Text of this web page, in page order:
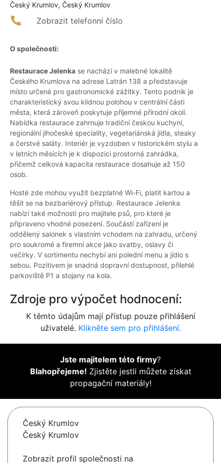
Český Krumlov, Český Krumlov
Zobrazit telefonní číslo
O společnosti:
Restaurace Jelenka se nachází v malebné lokalitě
Českého Krumlova na adrese Latrán 138 a představuje
místo určené pro gastronomické zážitky. Tento podnik je
charakteristický svou klidnou polohou v centrální části
města, která zároveň poskytuje příjemné přírodní okolí.
Nabídka restaurace zahrnuje tradiční českou kuchyni,
regionální jihočeské speciality, vegetariánská jídla, steaky
a čerstvé saláty. Interiér je vyzdoben v historickém stylu a
v letních měsících je k dispozici prostorná zahrádka,
přičemž celková kapacita restaurace dosahuje až 150
osob.
Hosté zde mohou využít bezplatné Wi-Fi, platit kartou a
těšit se na bezbariérový přístup. Restaurace Jelenka
nabízí také možnosti pro majitele psů, pro které je
připraveno vhodné posezení. Součástí zařízení je
oddělený salonek s vlastním vchodem na zahradu, určený
pro soukromé a firemní akce jako svatby, oslavy či
večírky. V sortimentu nechybí ani polední menu a jídlo s
sebou. Pozitivem je snadná dopravní dostupnost, přilehlé
parkoviště P1 a stojany na kola.
Zdroje pro výpočet hodnocení:
K těmto údajům mají přístup pouze přihlášení
uživatelé. Klikněte sem pro přihlášení.
Jste majitelem této firmy?
Blahopřejeme! Zjistěte jestli můžete získat
propagační materiály!
Český Krumlov
Český Krumlov
Zobrazit profil společnosti na